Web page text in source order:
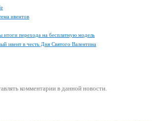
ивентов
перехода на бесплатную модель
ивент в честь Дня Святого Валентина
комментарии в данной новости.